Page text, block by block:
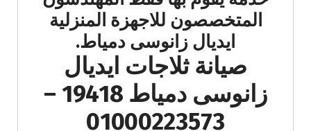
المتخصصون للاجهزة المنزلية
ايديال زانوسى دمياط.
صيانة ثلاجات ايديال
زانوسى دمياط 19418 –
01000223573